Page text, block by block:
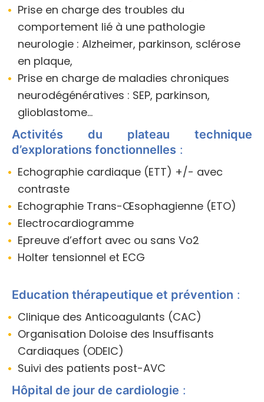
Prise en charge des troubles du
comportement lié à une pathologie
neurologie : Alzheimer, parkinson, sclérose
en plaque,
Prise en charge de maladies chroniques
neurodégénératives : SEP, parkinson,
glioblastome…
Activités du plateau technique
d’explorations fonctionnelles :
Echographie cardiaque (ETT) +/- avec
contraste
Echographie Trans-Œsophagienne (ETO)
Electrocardiogramme
Epreuve d’effort avec ou sans Vo2
Holter tensionnel et ECG
Education thérapeutique et prévention :
Clinique des Anticoagulants (CAC)
Organisation Doloise des Insuffisants
Cardiaques (ODEIC)
Suivi des patients post-AVC
Hôpital de jour de cardiologie :